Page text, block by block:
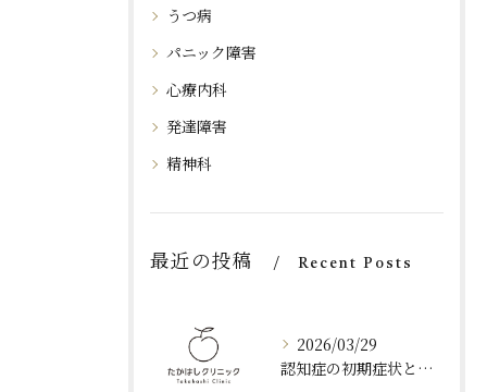
うつ病
パニック障害
心療内科
発達障害
精神科
最近の投稿 Recent Posts
2026/03/29
認知症の初期症状と周辺症状への対応法